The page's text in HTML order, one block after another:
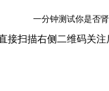
一分钟测试你是否
接扫描右侧二维码关注